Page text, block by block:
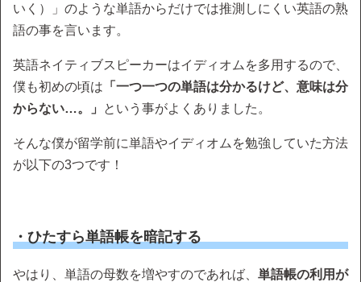
いく）」のような単語からだけでは推測しにくい英語の熟
語の事を言います。
英語ネイティブスピーカーはイディオムを多用するので、
僕も初めの頃は 「一つ一つの単語は分かるけど、意味は分
からない…。」
という事がよくありました。
そんな僕が留学前に単語やイディオムを勉強していた方法
が以下の3つです！
・ひたすら単語帳を暗記する
やはり、単語の母数を増やすのであれば、 単語帳の利用が